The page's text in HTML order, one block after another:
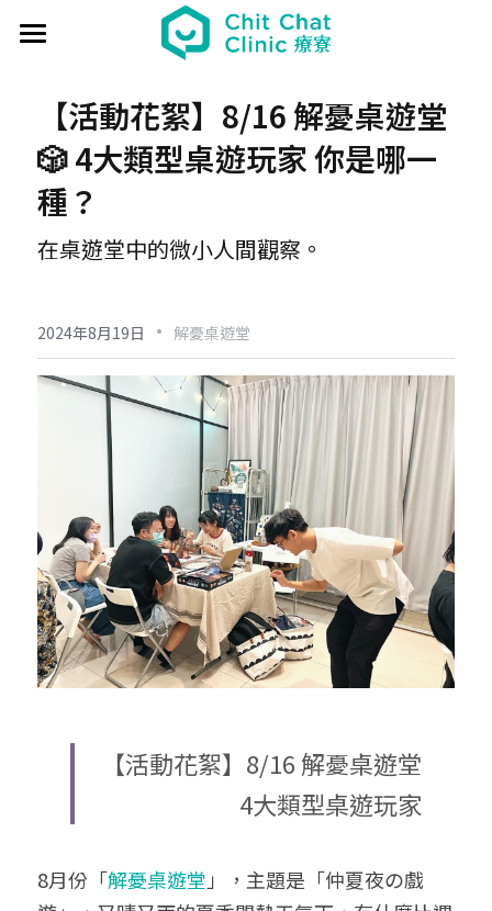
關於療寮 About
最新動態 Event
《真相追尋者》十字路口篇
日本香の占卜🎐
文化美食夜
給大人的電影社
手作．時光
台港文化傾偈會
《我在露台煎西多士》場刊
展覽 Exhibition
《島工》職業醫學社區展
《邊界》概念藝術展
《休日》創作聯展
療癒 & 心靈 Wellness
板橋輕運動
實青小學堂+
特別企劃 - 眠八月
實體課程 Course
板橋運動教室
Yoga 瑜珈
Boxing 拳擊
運動課花絮
廣東話基礎班
新北輕騎行
給香港人的國語課
西多士 粵語劇場
守護華江人工濕地
療寮．工作室開放日
《神隱》實境遊戲
遊戲主頁
調香師
場地租借 Venue
場地租借
共享空間
現場環境
價格方案
平日最新優惠
部落格 Blog
聯絡我們 Contact us
登錄
搜索
02 7755 7668
chitchatclinic@gmail.com
預約
【活動花絮】8/16 解憂桌遊堂
🎲 4大類型桌遊玩家 你是哪一
種？
在桌遊堂中的微小人間觀察。
2024年8月19日 · 解憂桌遊堂
【活動花絮】8/16 解憂桌遊堂
4大類型桌遊玩家
8月份「解憂桌遊堂 」，主題是「仲夏夜の戲